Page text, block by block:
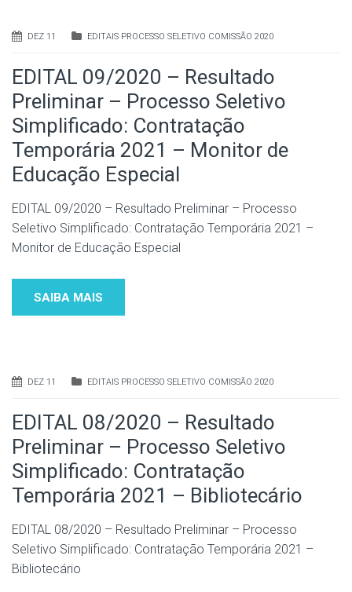
DEZ 11 EDITAIS PROCESSO SELETIVO COMISSÃO 2020
EDITAL 09/2020 – Resultado
Preliminar – Processo Seletivo
Simplificado: Contratação
Temporária 2021 – Monitor de
Educação Especial
EDITAL 09/2020 – Resultado Preliminar – Processo
Seletivo Simplificado: Contratação Temporária 2021 –
Monitor de Educação Especial
SAIBA MAIS
DEZ 11 EDITAIS PROCESSO SELETIVO COMISSÃO 2020
EDITAL 08/2020 – Resultado
Preliminar – Processo Seletivo
Simplificado: Contratação
Temporária 2021 – Bibliotecário
EDITAL 08/2020 – Resultado Preliminar – Processo
Seletivo Simplificado: Contratação Temporária 2021 –
Bibliotecário